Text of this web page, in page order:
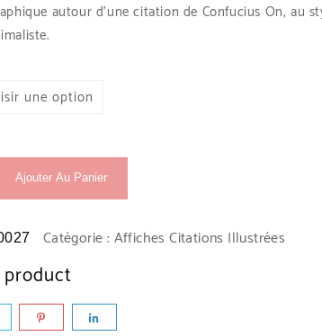
autour d’une citation de Confucius On, au
Ajouter Au Panier
Catégorie : Affiches Citations Illustrées